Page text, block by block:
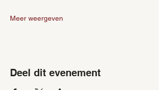
Meer weergeven
Deel dit evenement